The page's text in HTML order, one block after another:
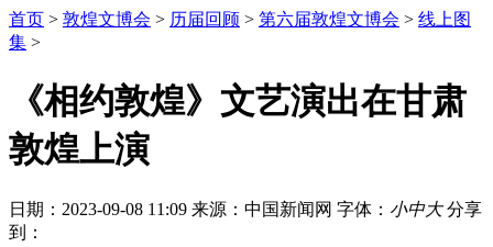
首页 > 敦煌文博会 > 历届回顾 > 第六届敦煌文博会 > 线上图
集 >
《相约敦煌》文艺演出在甘肃
敦煌上演
日期：2023-09-08 11:09 来源：中国新闻网 字体： 小中大 分享
到：